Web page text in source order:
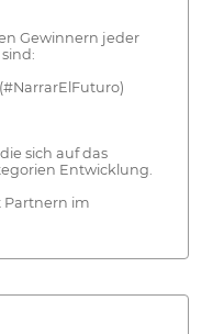
Gewinnern jeder
sich auf das
Entwicklung.
Partnern im